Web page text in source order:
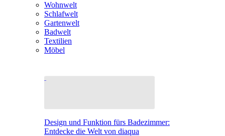
Wohnwelt
Schlafwelt
Gartenwelt
Badwelt
Textilien
Möbel
Design und Funktion fürs Badezimmer:
Entdecke die Welt von diaqua